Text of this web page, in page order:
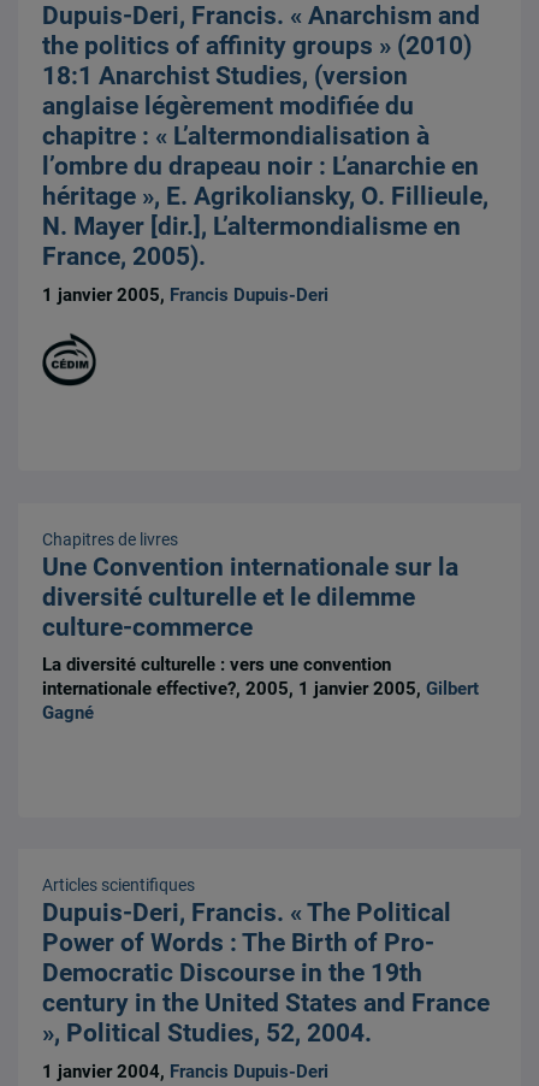
Dupuis-Deri, Francis. « Anarchism and
the politics of affinity groups » (2010)
18:1 Anarchist Studies, (version
anglaise légèrement modifiée du
chapitre : « L’altermondialisation à
l’ombre du drapeau noir : L’anarchie en
héritage », E. Agrikoliansky, O. Fillieule,
N. Mayer [dir.], L’altermondialisme en
France, 2005).
1 janvier 2005, Francis Dupuis-Deri
Chapitres de livres
Une Convention internationale sur la
diversité culturelle et le dilemme
culture-commerce
La diversité culturelle : vers une convention
internationale effective?, 2005, 1 janvier 2005,Gilbert
Gagné
Articles scientifiques
Dupuis-Deri, Francis. « The Political
Power of Words : The Birth of Pro-
Democratic Discourse in the 19th
century in the United States and France
», Political Studies, 52, 2004.
1 janvier 2004, Francis Dupuis-Deri